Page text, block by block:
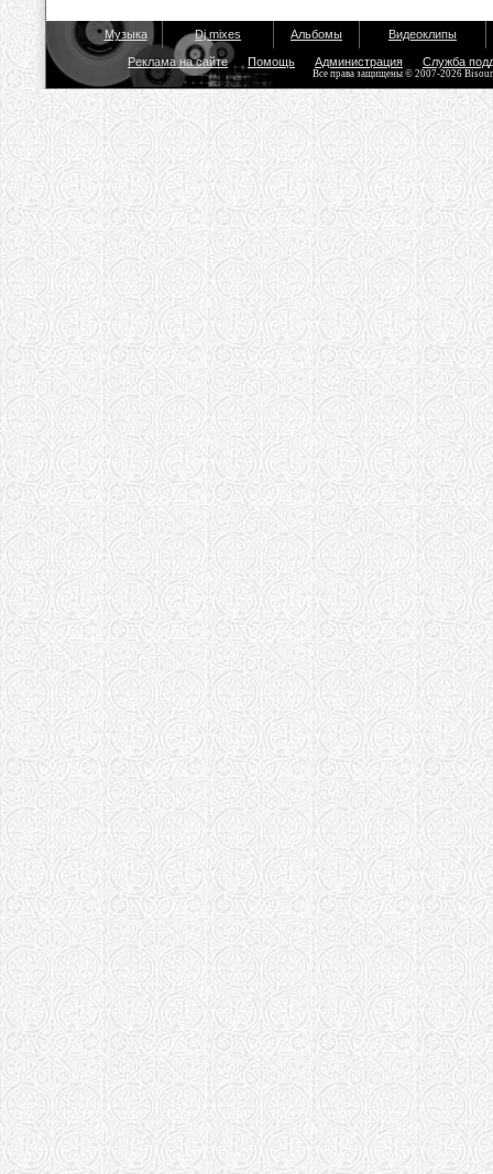
Музыка Dj mixes Альбомы Видеоклипы
Реклама на сайте Помощь Администрация Служба
Все права защищены © 2007-2026